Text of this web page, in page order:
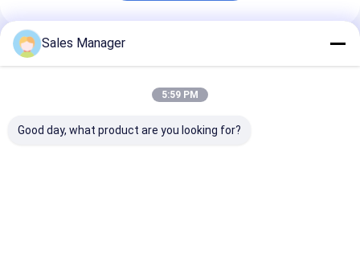
Empfohlene Produkte
Sales Manager
5:59 PM
Good day, what product are you looking for?